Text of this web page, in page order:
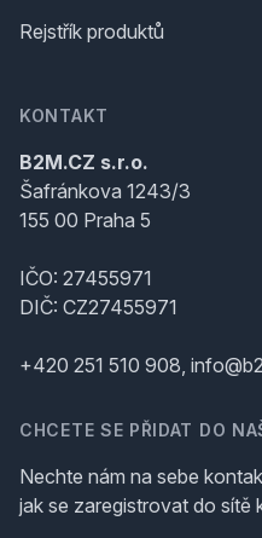
Rejstřík produktů
KONTAKT
B2M.CZ s.r.o.
Šafránkova 1243/3
155 00 Praha 5
IČO: 27455971
DIČ: CZ27455971
+420 251 510 908,
CHCETE SE PŘIDAT DO
Nechte nám na sebe
jak se zaregistrovat do sítě